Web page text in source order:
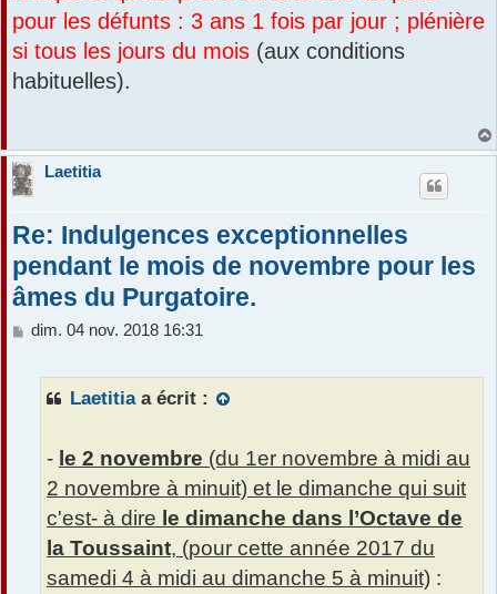
pour les défunts : 3 ans 1 fois par jour ; plénière
si tous les jours du mois (aux conditions
habituelles).
Laetitia
Re: Indulgences exceptionnelles
pendant le mois de novembre pour les
âmes du Purgatoire.
M
dim. 04 nov. 2018 16:31
Laetitiaa écrit :
- le 2 novembre (du 1er novembre à midi au
2 novembre à minuit) et le dimanche qui suit
c'est- à dire le dimanche dans l’Octave de
la Toussaint, (pour cette année 2017 du
samedi 4 à midi au dimanche 5 à minuit) :